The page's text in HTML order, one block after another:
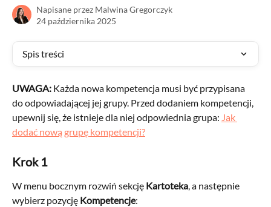
Napisane przez Malwina Gregorczyk
24 października 2025
Spis treści
UWAGA: Każda nowa kompetencja musi być przypisana
do odpowiadającej jej grupy. Przed dodaniem kompetencji,
upewnij się, że istnieje dla niej odpowiednia grupa: Jak
dodać nową grupę kompetencji?
Krok 1
W menu bocznym rozwiń sekcję Kartoteka, a następnie
wybierz pozycję Kompetencje: